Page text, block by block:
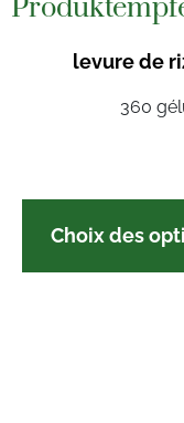
levure de
360
Choix des